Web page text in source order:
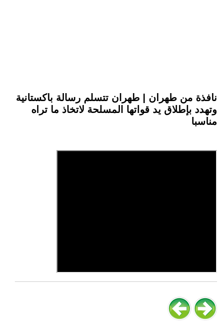
نافذة من طهران | طهران تتسلم رسالة باكستانية
وتهدد بإطلاق يد قواتها المسلحة لاتخاذ ما تراه
مناسبا